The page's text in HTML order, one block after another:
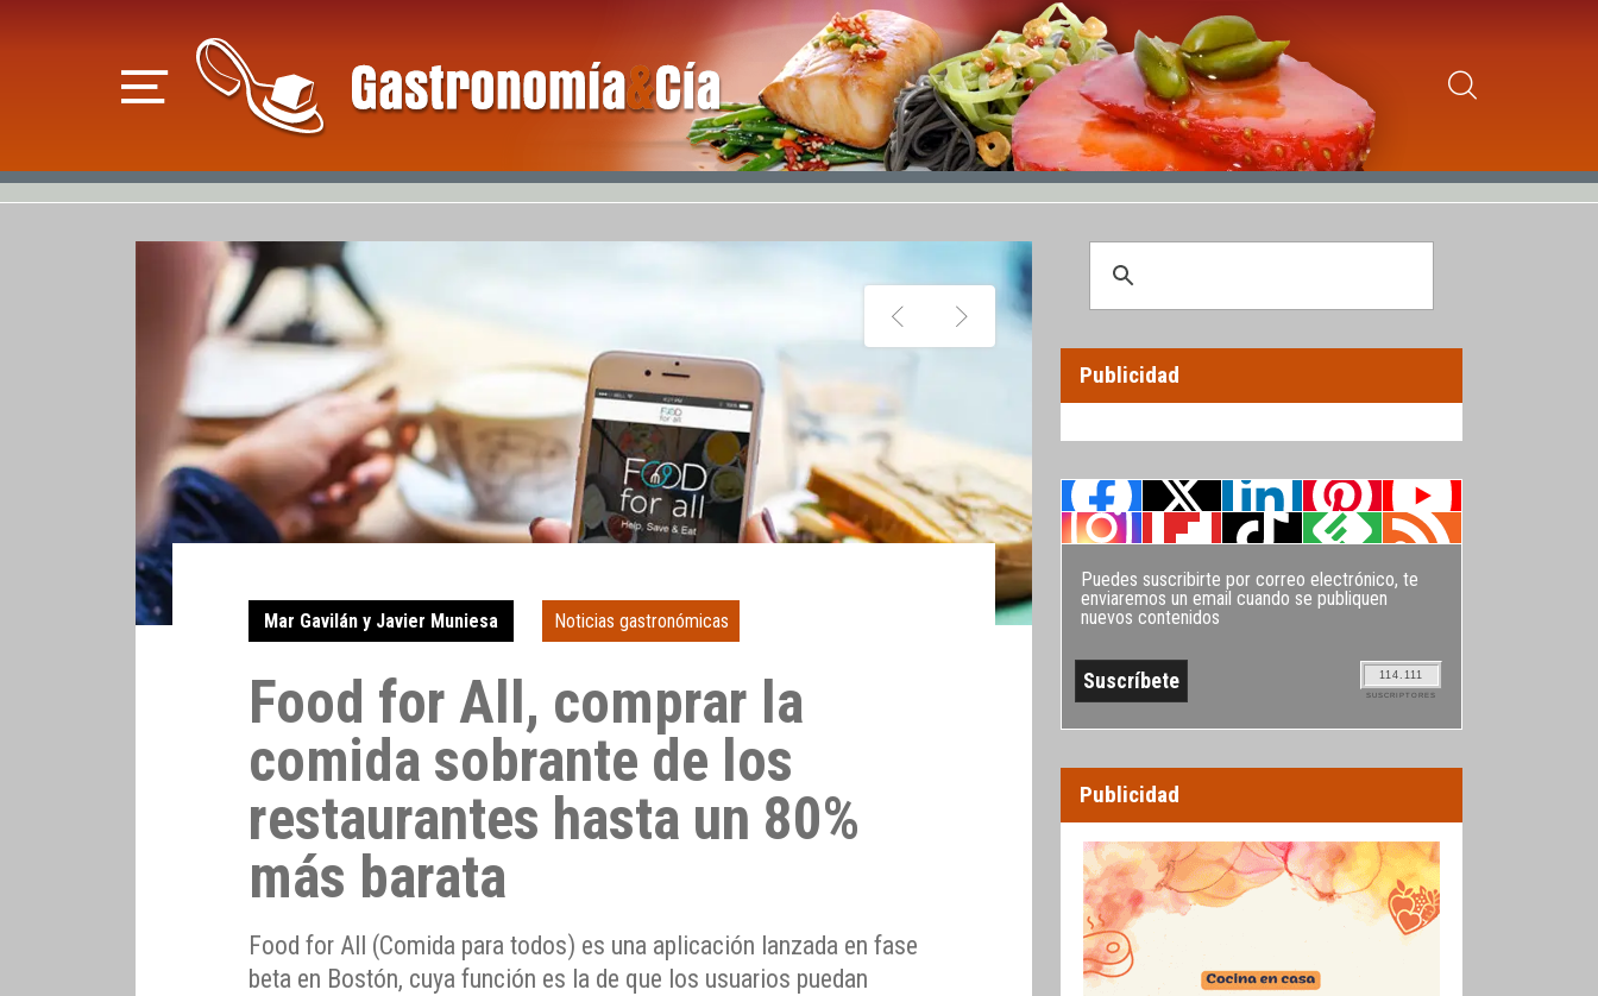
Mar Gavilán y Javier Muniesa Noticias gastronómicas
Food for All, comprar la
comida sobrante de los
restaurantes hasta un 80%
más barata
Food for All (Comida para todos) es una aplicación lanzada en fase
beta en Bostón, cuya función es la de que los usuarios puedan
Publicidad
Puedes suscribirte por correo electrónico, te
enviaremos un email cuando se publiquen
nuevos contenidos
114.111
SUSCRIPTORES
Publicidad